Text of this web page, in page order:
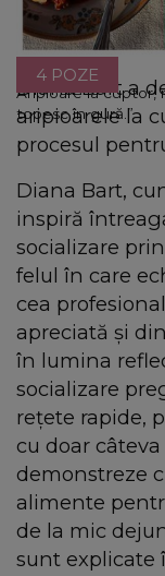
Aripioare la cuptor,
topesc în gură.”
4 POZE
Diana Bart a
aripioarele la
procesul
Diana Bart,
inspiră
socializare
felul în care
cea
apreciată și
în lumina
socializare
rețete rapide,
cu doar
demonstreze
alimente
de la mic
sunt explicate